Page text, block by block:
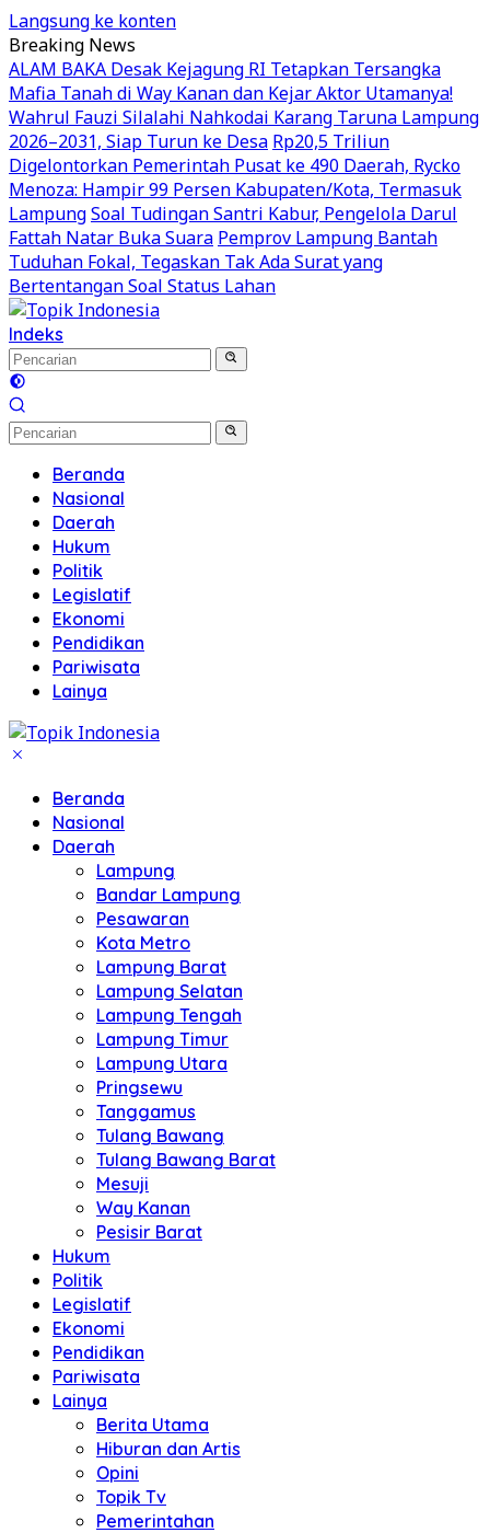
Langsung ke konten
Breaking News
ALAM BAKA Desak Kejagung RI Tetapkan Tersangka
Mafia Tanah di Way Kanan dan Kejar Aktor Utamanya!
Wahrul Fauzi Silalahi Nahkodai Karang Taruna Lampung
2026–2031, Siap Turun ke Desa Rp20,5 Triliun
Digelontorkan Pemerintah Pusat ke 490 Daerah, Rycko
Menoza: Hampir 99 Persen Kabupaten/Kota, Termasuk
LampungSoal Tudingan Santri Kabur, Pengelola Darul
Fattah Natar Buka Suara Pemprov Lampung Bantah
Tuduhan Fokal, Tegaskan Tak Ada Surat yang
Bertentangan Soal Status Lahan
Indeks
Beranda
Nasional
Daerah
Hukum
Politik
Legislatif
Ekonomi
Pendidikan
Pariwisata
Lainya
Beranda
Nasional
Daerah
Lampung
Bandar Lampung
Pesawaran
Kota Metro
Lampung Barat
Lampung Selatan
Lampung Tengah
Lampung Timur
Lampung Utara
Pringsewu
Tanggamus
Tulang Bawang
Tulang Bawang Barat
Mesuji
Way Kanan
Pesisir Barat
Hukum
Politik
Legislatif
Ekonomi
Pendidikan
Pariwisata
Lainya
Berita Utama
Hiburan dan Artis
Opini
Topik Tv
Pemerintahan